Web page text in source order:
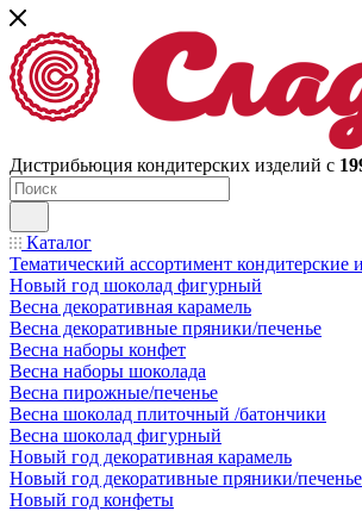
Дистрибьюция кондитерских изделий с
Каталог
Тематический ассортимент кондитерские
Новый год шоколад фигурный
Весна декоративная карамель
Весна декоративные пряники/печенье
Весна наборы конфет
Весна наборы шоколада
Весна пирожные/печенье
Весна шоколад плиточный /батончики
Весна шоколад фигурный
Новый год декоративная карамель
Новый год декоративные пряники/печенье
Новый год конфеты